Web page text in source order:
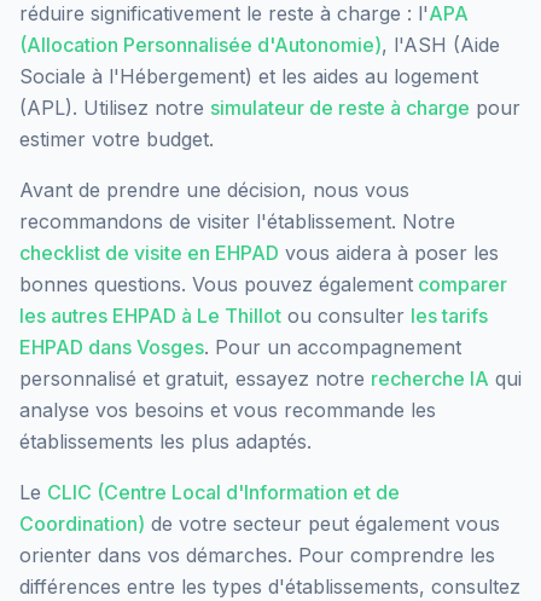
réduire significativement le reste à charge : l'APA
(Allocation Personnalisée d'Autonomie), l'ASH (Aide
Sociale à l'Hébergement) et les aides au logement
(APL). Utilisez notre simulateur de reste à charge pour
estimer votre budget.
Avant de prendre une décision, nous vous
recommandons de visiter l'établissement. Notre
checklist de visite en EHPAD vous aidera à poser les
bonnes questions. Vous pouvez également comparer
les autres EHPAD à Le Thillot ou consulter les tarifs
EHPAD dans Vosges. Pour un accompagnement
personnalisé et gratuit, essayez notre recherche IA qui
analyse vos besoins et vous recommande les
établissements les plus adaptés.
Le CLIC (Centre Local d'Information et de
Coordination) de votre secteur peut également vous
orienter dans vos démarches. Pour comprendre les
différences entre les types d'établissements, consultez